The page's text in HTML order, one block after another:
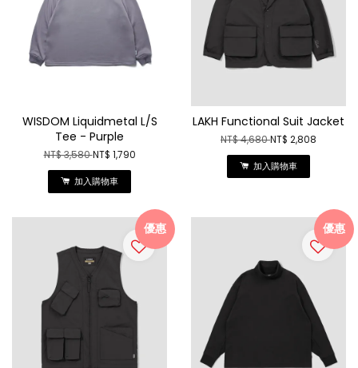
WISDOM Liquidmetal L/S
Tee - Purple
NT$ 3,580NT$ 1,790
加入購物車
LAKH Functional Suit Jacket
NT$ 4,680NT$ 2,808
加入購物車
優惠 優惠